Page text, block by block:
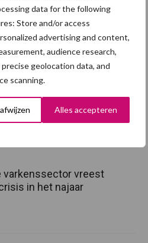
data for the following
Store and/or access
advertising and content,
audience research,
geolocation data, and
scanning.
Alles accepteren
varkenssector vreest
in het najaar